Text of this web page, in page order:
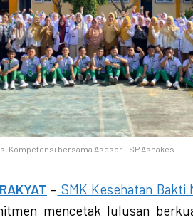
Kompetensi bersama Asesor LSP Asnakes
– SMK Kesehatan Bakti
mencetak lulusan